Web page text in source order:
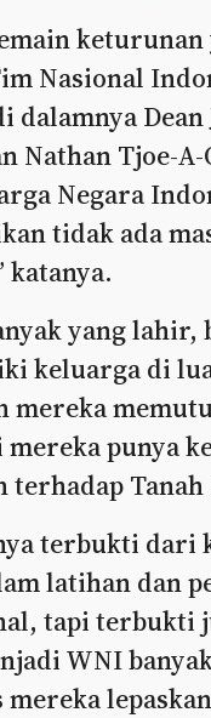
Nasional
dalamnya Dean
Nathan Tjoe-
Negara
tidak ada
katanya.
yang lahir,
keluarga di
mereka
punya
terhadap Tanah
terbukti dari
latihan dan
tapi terbukti
WNI